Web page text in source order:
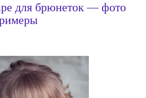
для брюнеток — фото